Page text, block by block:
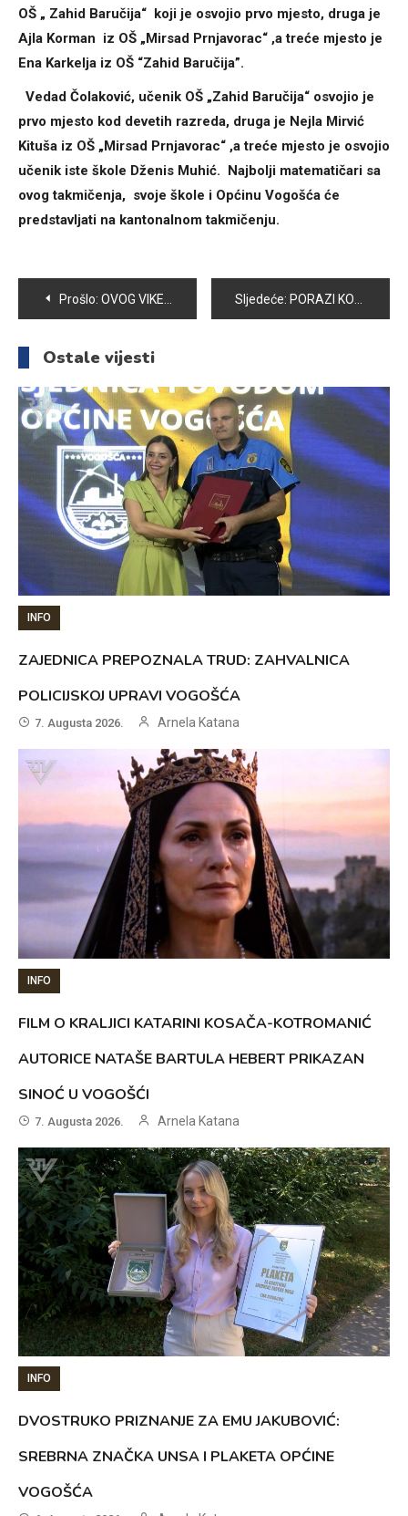
OŠ „ Zahid Baručija“ koji je osvojio prvo mjesto, druga je
Ajla Korman iz OŠ „Mirsad Prnjavorac“ ,a treće mjesto je
Ena Karkelja iz OŠ “Zahid Baručija”.
Vedad Čolaković, učenik OŠ „Zahid Baručija“ osvojio je
prvo mjesto kod devetih razreda, druga je Nejla Mirvić
Kituša iz OŠ „Mirsad Prnjavorac“ ,a treće mjesto je osvojio
učenik iste škole Dženis Muhić. Najbolji matematičari sa
ovog takmičenja, svoje škole i Općinu Vogošća će
predstavljati na kantonalnom takmičenju.
Navigacija
članaka
Prošlo: OVOG VIKENDA U VOGOŠĆI PROLJETNA AKCIJA ODVOZA KABASTOG OTPADA Sljedeće: PORAZI KOŠARKAŠA I RUKOMETAŠA VOGOŠĆE
Ostale vijesti
INFO
ZAJEDNICA PREPOZNALA TRUD: ZAHVALNICA
POLICIJSKOJ UPRAVI VOGOŠĆA
7. Augusta 2026. Arnela Katana
INFO
FILM O KRALJICI KATARINI KOSAČA-KOTROMANIĆ
AUTORICE NATAŠE BARTULA HEBERT PRIKAZAN
SINOĆ U VOGOŠĆI
7. Augusta 2026. Arnela Katana
INFO
DVOSTRUKO PRIZNANJE ZA EMU JAKUBOVIĆ:
SREBRNA ZNAČKA UNSA I PLAKETA OPĆINE
VOGOŠĆA